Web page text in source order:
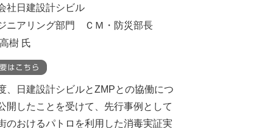
社日建設計シビル
ニアリング部門 ＣＭ・防災部長
樹 氏
、日建設計シビルとZMPとの協働につ
開したことを受けて、先行事例として
のおけるパトロを利用した消毒実証実